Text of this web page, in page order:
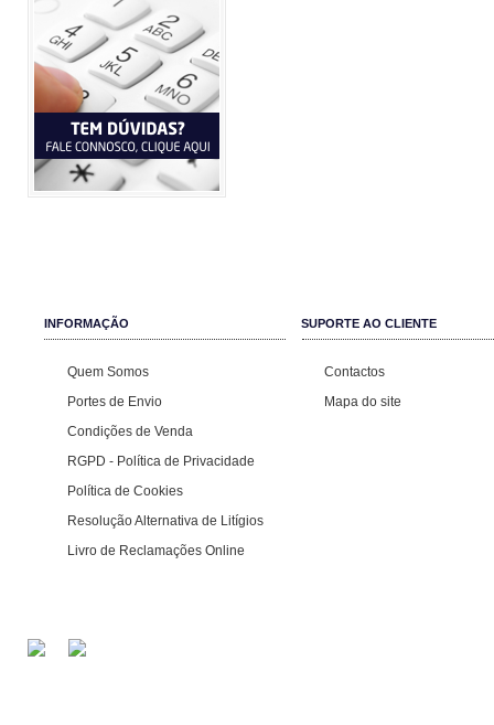
INFORMAÇÃO
Quem Somos
Portes de Envio
Condições de Venda
RGPD - Política de Privacidade
Política de Cookies
Resolução Alternativa de Litígios
Livro de Reclamações Online
SUPORTE AO CLIENTE
Contactos
Mapa do site